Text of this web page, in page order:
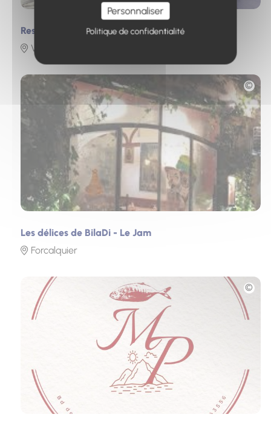
Restaurant Le Tétras
Villars-Colmars
Les délices de BilaDi - Le Jam
Forcalquier
Photo
Personnaliser
Politique de confidentialité